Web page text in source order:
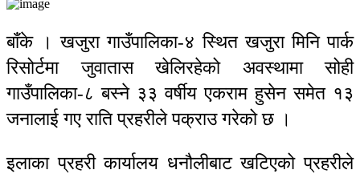
बाँके । खजुरा गाउँपालिका-४ स्थित खजुरा मिनि पार्क
रिसोर्टमा जुवातास खेलिरहेको अवस्थामा सोही
गाउँपालिका-८ बस्ने ३३ वर्षीय एकराम हुसेन समेत १३
जनालाई गए राति प्रहरीले पक्राउ गरेको छ ।
इलाका प्रहरी कार्यालय धनौलीबाट खटिएको प्रहरीले